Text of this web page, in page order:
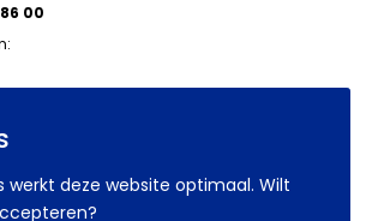
werkt deze website optimaal. Wilt
00